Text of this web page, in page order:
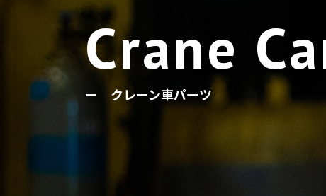
ー クレーン車パーツ